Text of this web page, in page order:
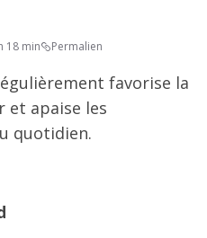
18 min Permalien
favorise la
et apaise les
quotidien.